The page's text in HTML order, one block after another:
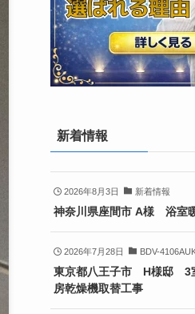
新着情報
2026年8月3日 新着情報
神奈川県座間市 A様 浴室
2026年7月28日 BDV-
東京都八王子市 H様邸 3
房乾燥機取替工事